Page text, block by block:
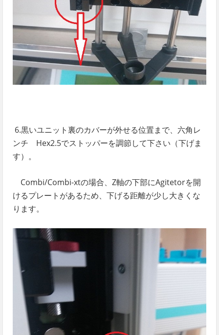
6.黒いユニット裏のカバーが外せる位置まで、 六角レ
ンチ Hex2.5でストッパーを調節して下さい（下げま
す）。
Combi/Combi-xtの場合、Z軸の下部にAgitetorを開
けるプレートがあるため、下げる距離が少し大きくな
ります。